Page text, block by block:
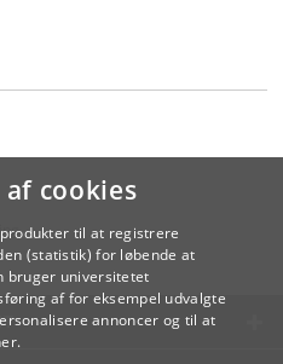
cookies
til at registrere
(statistik) for løbende at
bruger universitetet
af for eksempel udvalgte
annoncer og til at